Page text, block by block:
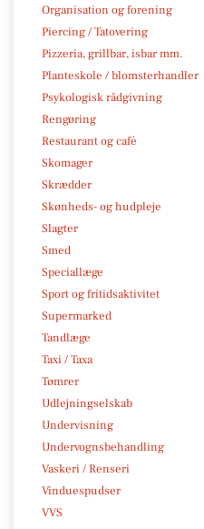
Organisation og forening
Piercing / Tatovering
Pizzeria, grillbar, isbar mm.
Planteskole / blomsterhandler
Psykologisk rådgivning
Rengøring
Restaurant og café
Skomager
Skrædder
Skønheds- og hudpleje
Slagter
Smed
Speciallæge
Sport og fritidsaktivitet
Supermarked
Tandlæge
Taxi / Taxa
Tømrer
Udlejningselskab
Undervisning
Undervognsbehandling
Vaskeri / Renseri
Vinduespudser
VVS